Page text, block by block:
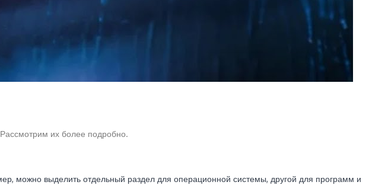
их более подробно.
можно выделить отдельный раздел для операционной системы, другой для программ и